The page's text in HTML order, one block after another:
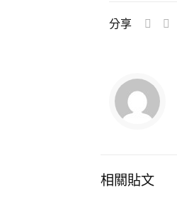
分享
相關貼文